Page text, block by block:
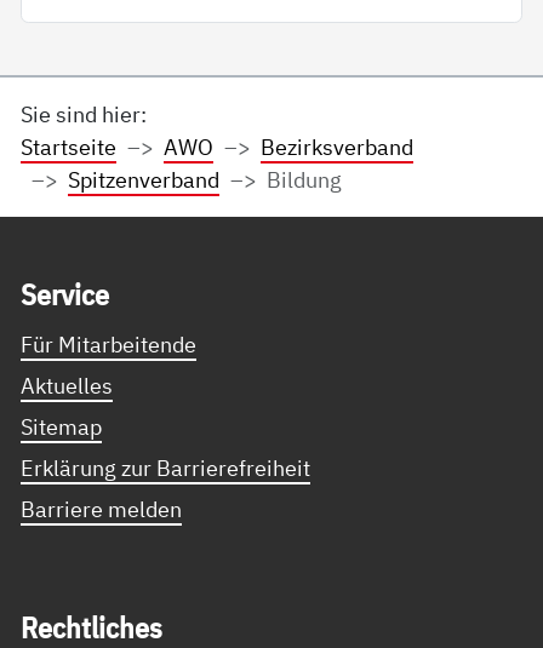
Sie sind hier:
Startseite
AWO
Bezirksverband
Spitzenverband
Bildung
Ser­vice
Für Mitarbeitende
Aktuelles
Sitemap
Erklärung zur Barrierefreiheit
Barriere melden
Recht­li­ches